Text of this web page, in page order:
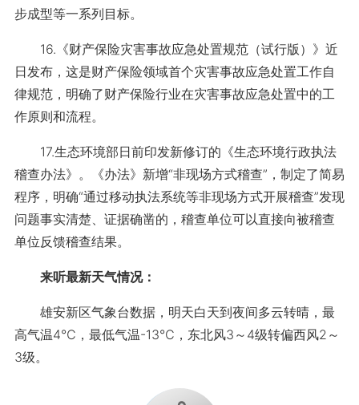
步成型等一系列目标。
16.《财产保险灾害事故应急处置规范（试行版）》近
日发布，这是财产保险领域首个灾害事故应急处置工作自
律规范，明确了财产保险行业在灾害事故应急处置中的工
作原则和流程。
17.生态环境部日前印发新修订的《生态环境行政执法
稽查办法》。《办法》新增“非现场方式稽查”，制定了简易
程序，明确“通过移动执法系统等非现场方式开展稽查”发现
问题事实清楚、证据确凿的，稽查单位可以直接向被稽查
单位反馈稽查结果。
来听最新天气情况：
雄安新区气象台数据，明天白天到夜间多云转晴，最
高气温4℃，最低气温-13℃，东北风3～4级转偏西风2～
3级。